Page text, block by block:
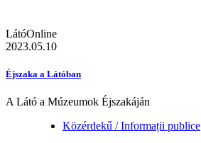
LátóOnline
2023.05.10
Éjszaka a Látóban
A Látó a Múzeumok Éjszakáján
Közérdekű / Informații publice